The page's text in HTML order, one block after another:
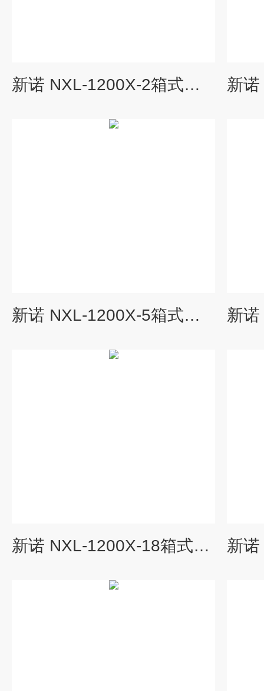
新诺 NXL-1200X-2箱式高温炉1200℃
新诺 NXL-1200X-5箱式高温炉1200℃
新诺 NXL-1200X-18箱式高温炉1200℃